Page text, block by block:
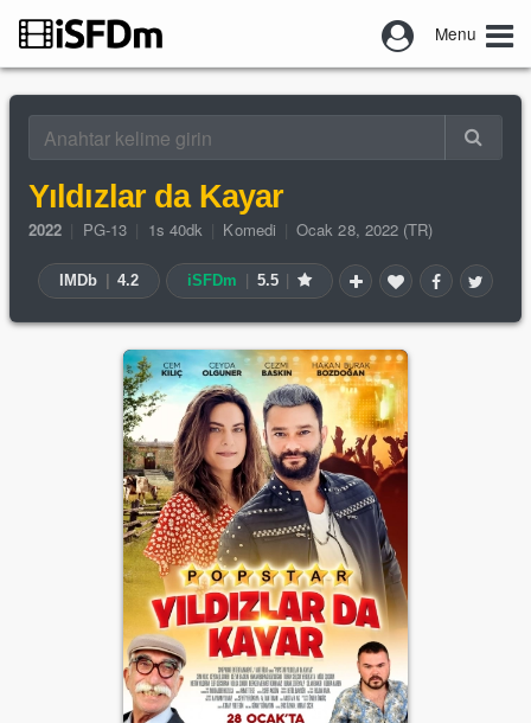
Menu
Yıldızlar da Kayar
2022 PG-13 1s 40dk Komedi Ocak 28, 2022 (TR)
IMDb 4.2 iSFDm 5.5